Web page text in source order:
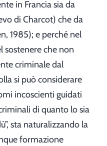
in Francia sia da
di Charcot) che da
1985); e perché nel
sostenere che non
criminale dal
si può considerare
incoscienti guidati
di quanto lo sia
sta naturalizzando la
formazione